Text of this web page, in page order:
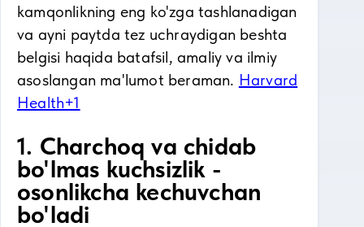
kamqonlikning eng ko'zga tashlanadigan
va ayni paytda tez uchraydigan beshta
belgisi haqida batafsil, amaliy va ilmiy
asoslangan ma'lumot beraman. Harvard
Health+1
1. Charchoq va chidab
bo'lmas kuchsizlik -
osonlikcha kechuvchan
bo'ladi